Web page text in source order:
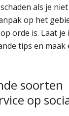
als je
op het
orde is. Laat
tips en maak
soorten
op